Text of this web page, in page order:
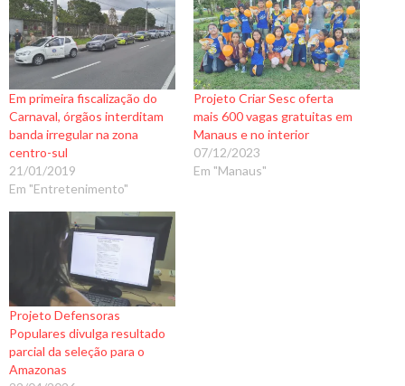
Em primeira fiscalização do
Carnaval, órgãos interditam
banda irregular na zona
centro-sul
21/01/2019
Em "Entretenimento"
Projeto Criar Sesc oferta
mais 600 vagas gratuitas em
Manaus e no interior
07/12/2023
Em "Manaus"
Projeto Defensoras
Populares divulga resultado
parcial da seleção para o
Amazonas